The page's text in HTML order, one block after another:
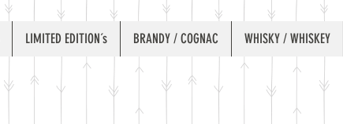
LIMITED EDITION´s BRANDY / COGNAC WHISKY / WHISKEY